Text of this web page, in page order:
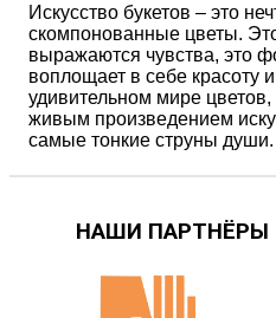
Искусство букетов – это
скомпонованные цветы.
выражаются чувства, это
воплощает в себе красоту
удивительном мире
живым произведением
самые тонкие струны души.
НАШИ ПАРТНЁРЫ